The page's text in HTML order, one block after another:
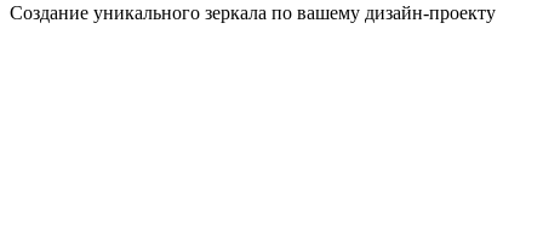
Создание уникального зеркала по вашему дизайн-проекту